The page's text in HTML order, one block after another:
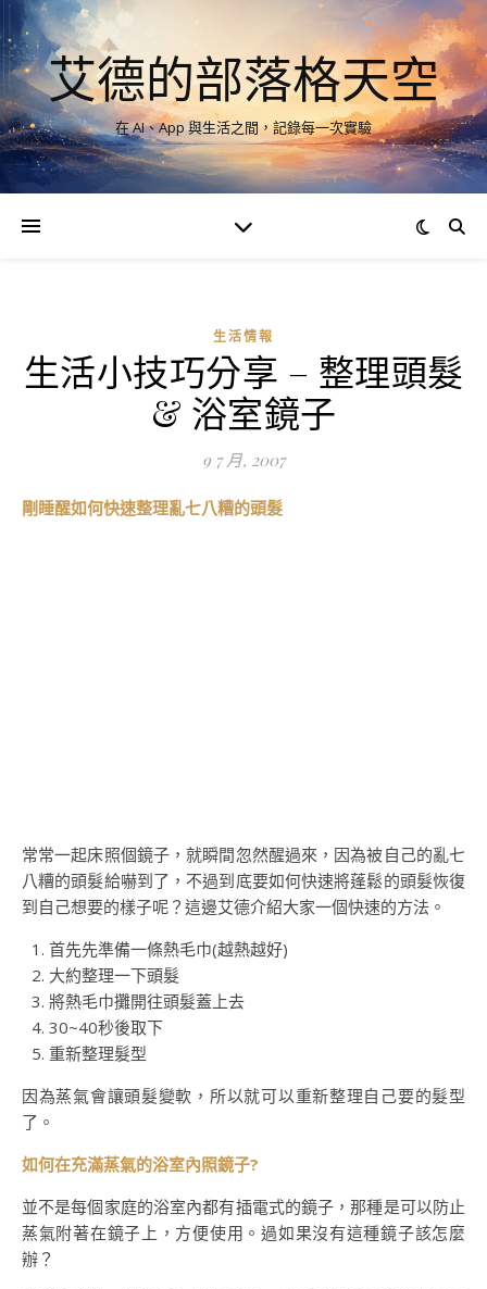
艾德的部落格天空
在 AI、App 與生活之間，記錄每一次實驗
生活情報
生活小技巧分享 – 整理頭髮
& 浴室鏡子
9 7 月, 2007
剛睡醒如何快速整理亂七八糟的頭髮
常常一起床照個鏡子，就瞬間忽然醒過來，因為被自己的亂七
八糟的頭髮給嚇到了，不過到底要如何快速將蓬鬆的頭髮恢復
到自己想要的樣子呢？這邊艾德介紹大家一個快速的方法。
首先先準備一條熱毛巾(越熱越好)
大約整理一下頭髮
將熱毛巾攤開往頭髮蓋上去
30~40秒後取下
重新整理髮型
因為蒸氣會讓頭髮變軟，所以就可以重新整理自己要的髮型
了。
如何在充滿蒸氣的浴室內照鏡子?
並不是每個家庭的浴室內都有插電式的鏡子，那種是可以防止
蒸氣附著在鏡子上，方便使用。過如果沒有這種鏡子該怎麼
辦？